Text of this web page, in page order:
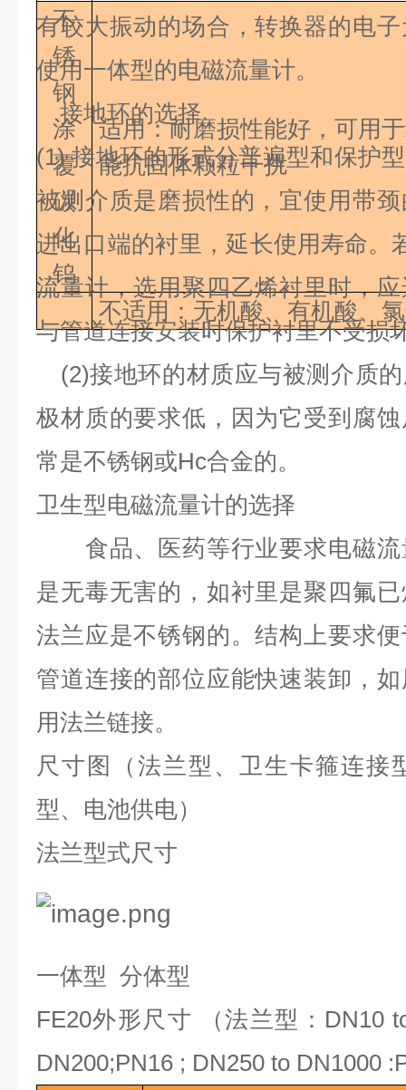
不
锈
钢
涂
覆
碳
化
钨
适用：耐磨损性能好，可用
能抗固体颗粒干扰
不适用：无机酸、有机酸、
有较大振动的场合，转换器的电
使用一体型的电磁流量计。
接地环的选择
(1)接地环的形式分普遍型和保护
被测介质是磨损性的，宜使用带
进出口端的衬里，延长使用寿命。
流量计，选用聚四乙烯衬里时，
与管道连接安装时保护衬里不受损
(2)接地环的材质应与被测介质
极材质的要求低，因为它受到腐
常是不锈钢或Hc合金的。
卫生型电磁流量计的选择
食品、医药等行业要求电磁流
是无毒无害的，如衬里是聚四氟
法兰应是不锈钢的。结构上要求
管道连接的部位应能快速装卸，
用法兰链接。
尺寸图（法兰型、卫生卡箍连接
型、电池供电）
法兰型式尺寸
一体型 分体型
FE20外形尺寸 （法兰型： DN10
DN200;PN16 ; DN250 to DN1000